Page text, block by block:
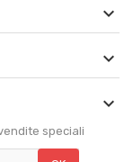



speciali